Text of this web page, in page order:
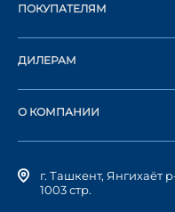
ПОКУПАТЕЛЯМ
Оформить заказ
Каталог
ДИЛЕРАМ
Стать дилером
О КОМПАНИИ
История компании
г. Ташкент,
1003 стр.